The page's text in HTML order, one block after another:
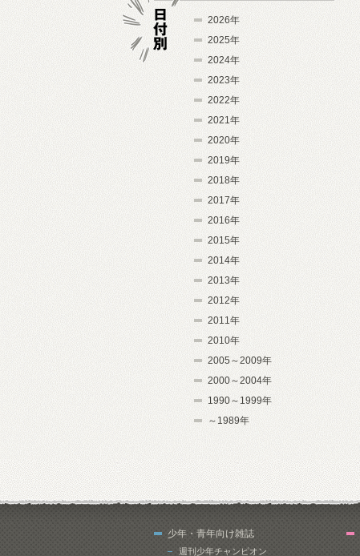
2026年
2025年
2024年
2023年
2022年
2021年
2020年
2019年
2018年
2017年
2016年
2015年
2014年
2013年
2012年
2011年
2010年
2005～2009年
2000～2004年
1990～1999年
～1989年
少年・青年向け雑誌
週刊少年チャンピオン